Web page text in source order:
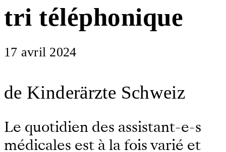
tri téléphonique
17 avril 2024
de Kinderärzte Schweiz
Le quotidien des assistant-e-s
médicales est à la fois varié et